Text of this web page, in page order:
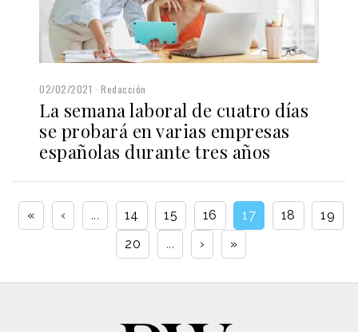
02/02/2021 Redacción
La semana laboral de cuatro días
se probará en varias empresas
españolas durante tres años
« ‹ ... 14 15 16 17 18
19
20
... › »